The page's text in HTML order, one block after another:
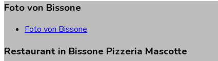
Fotovon Bissone
Foto von Bissone
Restaurant in Bissone Pizzeria Mascotte